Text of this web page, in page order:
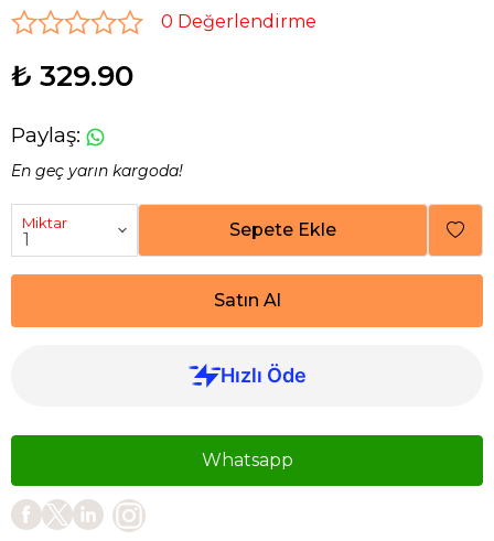
0 Değerlendirme
₺ 329.90
Paylaş:
En geç yarın kargoda!
Miktar Sepete Ekle
Satın Al
Whatsapp